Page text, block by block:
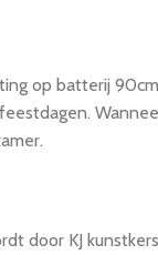
op batterij
door KJ